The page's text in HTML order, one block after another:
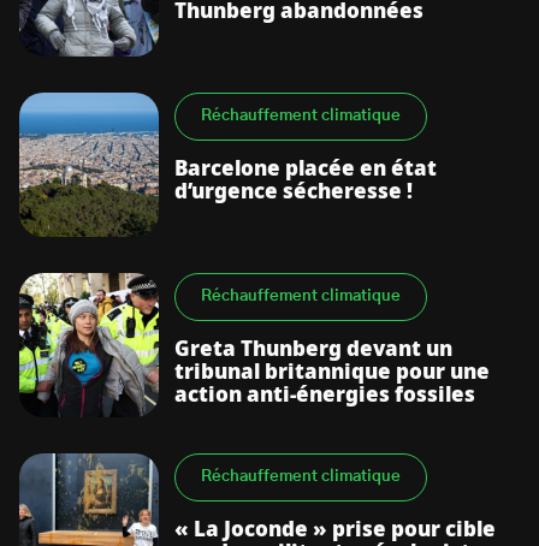
Thunberg abandonnées
Réchauffement climatique
Barcelone placée en état
d’urgence sécheresse !
Réchauffement climatique
Greta Thunberg devant un
tribunal britannique pour une
action anti-énergies fossiles
Réchauffement climatique
« La Joconde » prise pour cible